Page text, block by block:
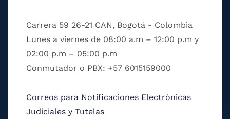
Carrera 59 26-21 CAN, Bogotá - Colombia
Lunes a viernes de 08:00 a.m – 12:00 p.m y
02:00 p.m – 05:00 p.m
Conmutador o PBX: +57 6015159000
Correos para Notificaciones Electrónicas
Judiciales y Tutelas